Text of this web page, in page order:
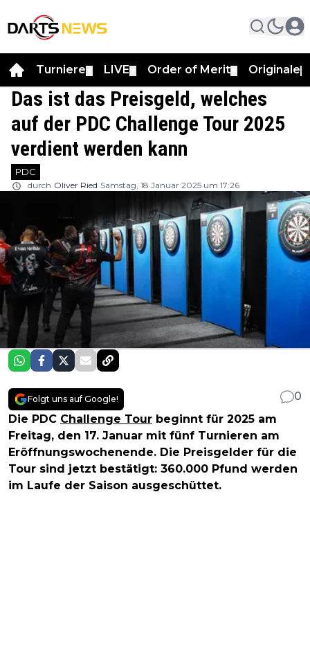
Turniere LIVE Order of Merit Originale
Das ist das Preisgeld, welches
auf der PDC Challenge Tour 2025
verdient werden kann
PDC
durch Oliver Ried Samstag, 18 Januar 2025 um 17:26
Folgt uns auf Google!
0
Die PDC Challenge Tour beginnt für 2025 am
Freitag, den 17. Januar mit fünf Turnieren am
Eröffnungswochenende. Die Preisgelder für die
Tour sind jetzt bestätigt: 360.000 Pfund werden
im Laufe der Saison ausgeschüttet.